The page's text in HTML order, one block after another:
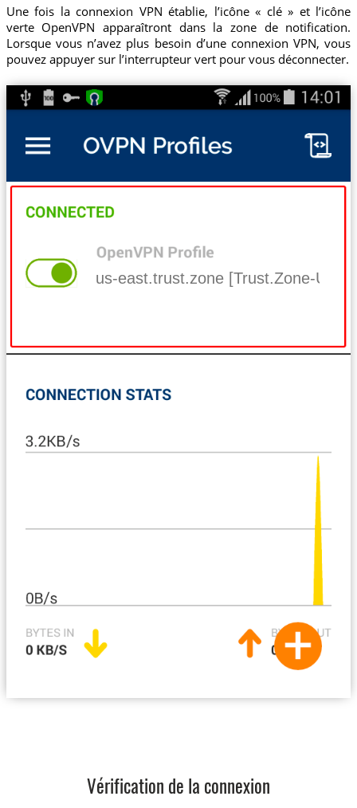
Une fois la connexion VPN établie, l’icône « clé » et l’icône
verte OpenVPN apparaîtront dans la zone de notification.
Lorsque vous n’avez plus besoin d’une connexion VPN, vous
pouvez appuyer sur l’interrupteur vert pour vous déconnecter.
us-east.trust.zone [Trust.Zone-
Vérification de la connexion